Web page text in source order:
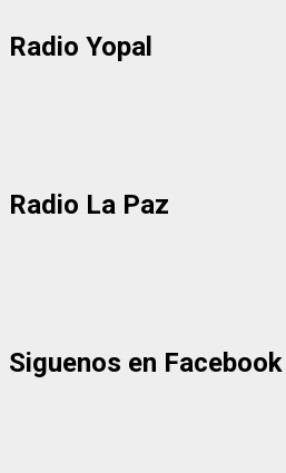
Radio Yopal
Radio La Paz
Siguenos en Facebook